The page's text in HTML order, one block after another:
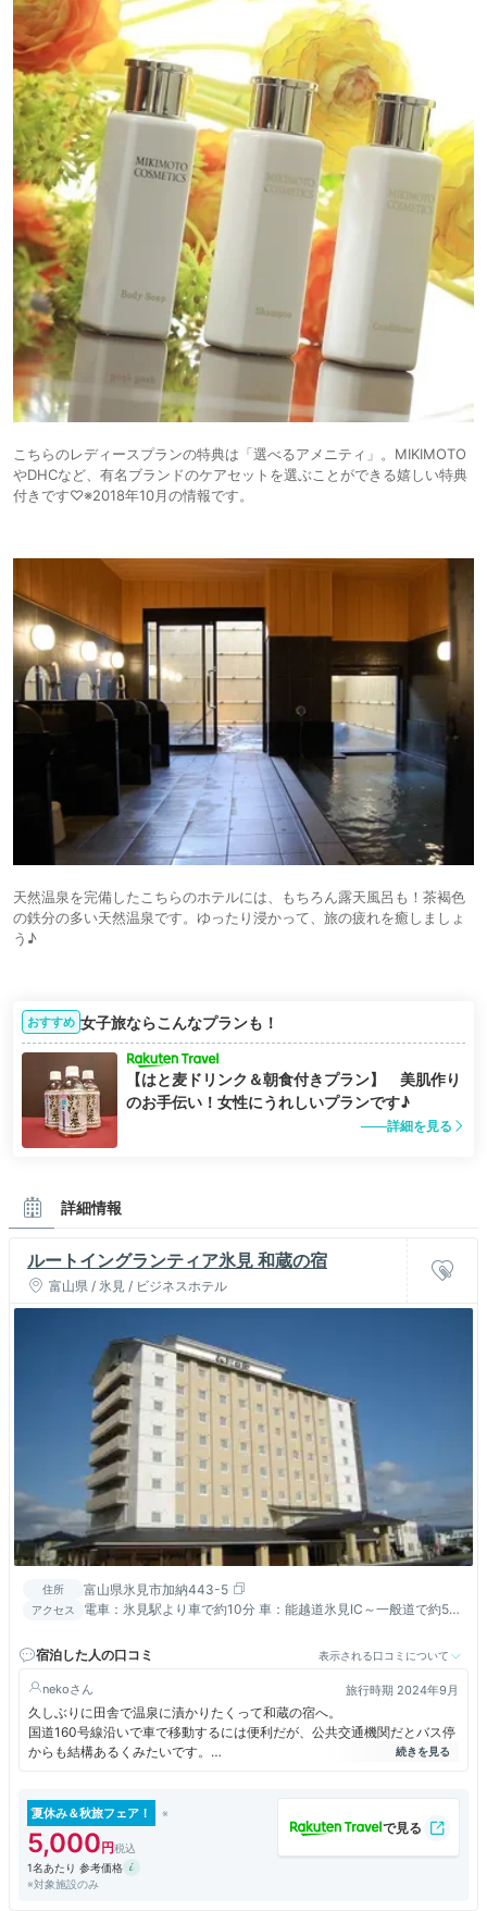
こちらのレディースプランの特典は「選べるアメニティ」。MIKIMOTO
やDHCなど、有名ブランドのケアセットを選ぶことができる嬉しい特典
付きです♡※2018年10月の情報です。
天然温泉を完備したこちらのホテルには、もちろん露天風呂も！茶褐色
の鉄分の多い天然温泉です。ゆったり浸かって、旅の疲れを癒しましょ
う♪
おすすめ 女子旅ならこんなプランも！
【はと麦ドリンク＆朝食付きプラン】 美肌作り
のお手伝い！女性にうれしいプランです♪
詳細を見る
詳細情報
ルートイングランティア氷見 和蔵の宿
富山県 / 氷見 / ビジネスホテル
住所 富山県氷見市加納443-5
アクセス
電車：氷見駅より車で約10分 車：能越道氷見IC～一般道で約5
宿泊した人の口コミ
表示される口コミについて
neko 旅行時期 2024年9月
久しぶりに田舎で温泉に漬かりたくって和蔵の宿へ。
国道160号線沿いで車で移動するには便利だが、公共交通機関だとバス停
からも結構あるくみたいです。
近くの寿司屋まで車片道10分弱ですが、自分で運転するとお酒は宿に戻
夏休み＆秋旅フェア！
5,000
1名あたり 参考価格
※対象施設のみ